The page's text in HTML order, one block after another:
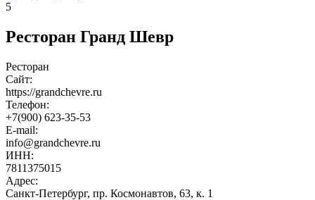
5
Ресторан Гранд Шевр
Ресторан
Сайт:
https://grandchevre.ru
Телефон:
+7(900) 623-35-53
E-mail:
info@grandchevre.ru
ИНН:
7811375015
Адрес:
Санкт-Петербург, пр. Космонавтов, 63, к. 1